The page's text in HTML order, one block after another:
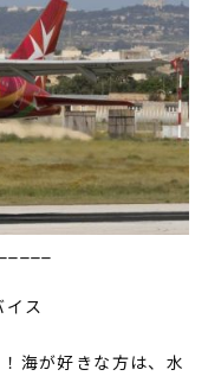
ス
海が好きな方は、水